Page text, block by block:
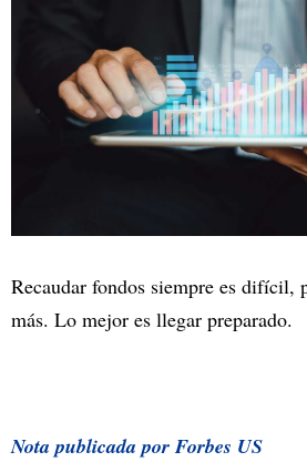
Recaudar fondos siempre es difícil,
más. Lo mejor es llegar preparado.
Nota publicada por Forbes US